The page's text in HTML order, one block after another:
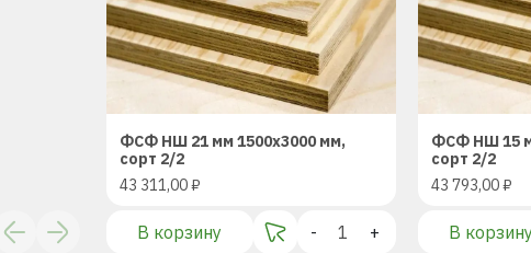
ФСФ НШ 21 мм 1500х3000 мм,
сорт 2/2
43 311,00₽
В корзину - +
ФСФ НШ 15
сорт 2/2
43 793,00₽
В корзину